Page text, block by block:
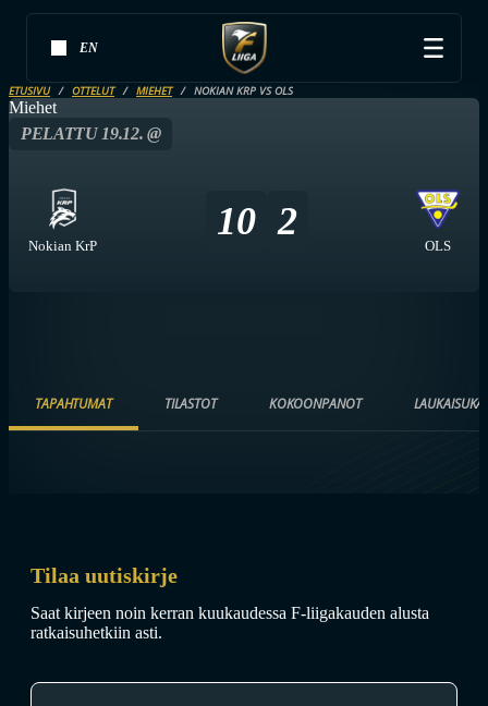
EN
ETUSIVU OTTELUT MIEHET NOKIAN KRP VS OLS
Miehet
PELATTU 19.12. @
Nokian KrP
10 2
OLS
TAPAHTUMAT TILASTOT KOKOONPANOT
Tilaa uutiskirje
Saat kirjeen noin kerran kuukaudessa F-liigakauden alusta
ratkaisuhetkiin asti.